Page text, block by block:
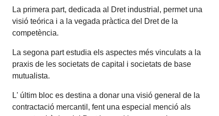
La primera part, dedicada al Dret industrial, permet una
visió teórica i a la vegada pràctica del Dret de la
competència.
La segona part estudia els aspectes més vinculats a la
praxis de les societats de capital i societats de base
mutualista.
L' últim bloc es destina a donar una visió general de la
contractació mercantil, fent una especial menció als